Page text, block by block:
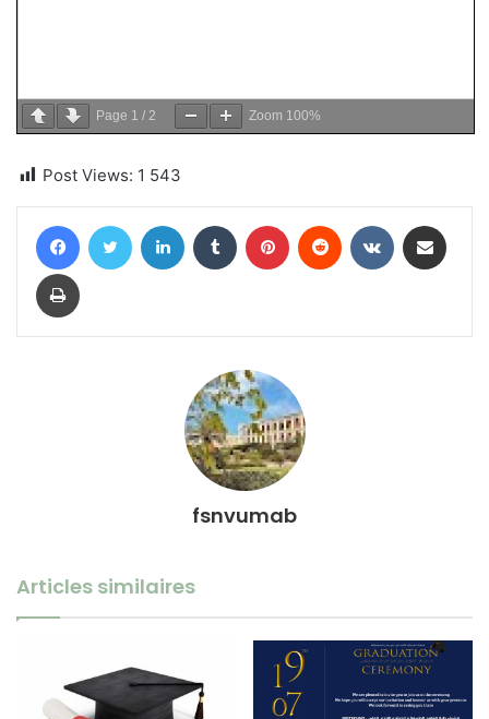
Page 1 / 2 Zoom 100%
Post Views: 1 543
FacebookTwitter Linkedin Tumblr Pinterest Reddit VKontakte
Imprimer
fsnvumab
Articles similaires